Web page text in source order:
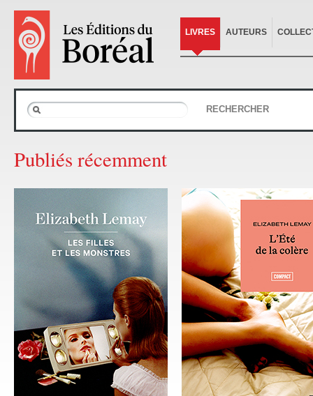
LIVRES AUTEURS
RECHERCHER
Publiés récemment